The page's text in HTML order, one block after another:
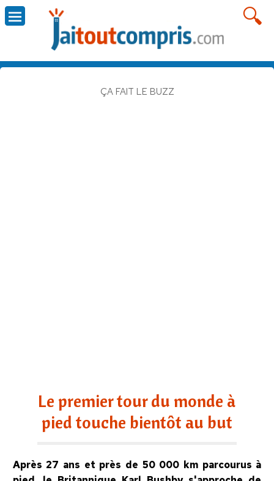
ÇA FAIT LE BUZZ
Le premier tour du monde à
pied touche bientôt au but
Après 27 ans et près de 50 000 km parcourus à